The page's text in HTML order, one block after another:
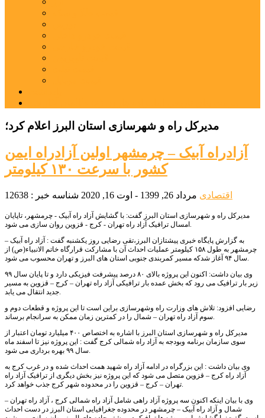
مدیرکل راه و شهرسازی استان البرز اعلام کرد؛
آزادراه آبیک – چرمشهر اولین آزادراه ایمن
کشور با سرعت ۱۳۰ کیلومتر
اقتصادی مرداد 26, 1399 - اوت 16, 2020 شناسه خبر : 12638
مدیرکل راه و شهرسازی استان البرز گفت: با گشایش آزاد راه آبیک - چرمشهر، تاپایان
امسال ترافیک آزاد راه تهران - کرج - قزوین روان سازی می شود.
به گزارش پایگاه خبری پیشتازان البرز،تقی رضایی روز یکشنبه گفت : آزاد راه آبیک –
چرمشهر به طول ۱۵۸ کیلومتر عملیات احداث آن با مشارکت قرارگاه خاتم الانبیاء(ص) از
سال ۹۴ آغاز شدکه مسیر کمربندی جنوبی استان های البرز و تهران محسوب می شود.
وی بیان داشت: اکنون این پروژه بالای ۸۰ درصد پیشرفت فیزیکی دارد و تا پایان سال ۹۹
زیر بار ترافیک می رود که بخش عمده بار ترافیکی آزاد راه تهران – کرج – قزوین به مسیر
جدید انتقال می یابد.
رضایی افزود: تلاش های وزارت راه وشهرسازی براین است تا این پروژه و قطعات دوم و
سوم آزاد راه تهران – شمال را در کمترین زمان ممکن به سرانجام برساند.
مدیرکل راه و شهرسازی استان البرز با اشاره به اختصاص ۴۰۰ میلیارد تومان اعتبار از
سوی سازمان برنامه وبودجه به آزاد راه شمالی کرج گفت : این پروژه نیز تا اسفند ماه
سال ۹۹ بهره برداری می شود.
وی بیان داشت : این بزرگراه در ادامه آزاد راه شهید همت احداث شده و در غرب کرج به
آزاد راه کرج – قزوین متصل می شود که این پروژه نیز بخش دیگری از ترافیک آزاد راه
تهران – کرج – قزوین را در محدوده شهر کرج جذب خواهد کرد.
وی با بیان اینکه اکنون سه پروژه آزاد راهی شامل آزاد راه شمالی کرج ، آزاد راه تهران –
شمال و آزاد راه آبیک – چرمشهر در محدوده جغرافیایی استان البرز در دست احداث